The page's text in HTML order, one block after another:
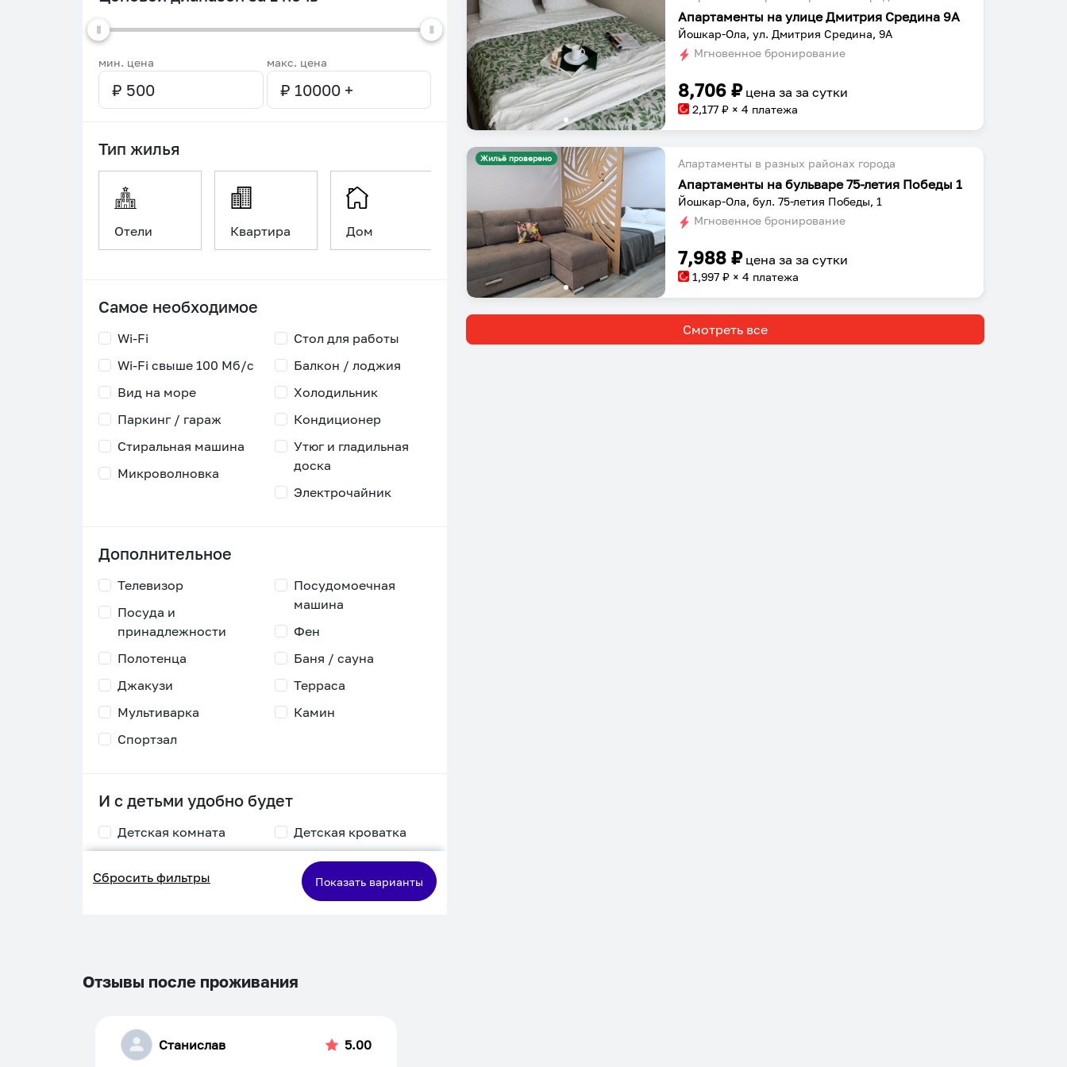
мин. цена макс. цена
Тип жилья
Отели Квартира Дом Уникальное
Самое необходимое
Wi-Fi
Wi-Fi свыше 100 Мб/с
Стол для работы
Балкон / лоджия
Вид на море
Паркинг / гараж
Холодильник
Кондиционер
Стиральная машина
Микроволновка
Утюг и гладильная
доска
Электрочайник
Дополнительное
Телевизор
Посуда и
принадлежности
Посудомоечная
машина
Фен
Полотенца
Джакузи
Баня / сауна
Терраса
Мультиварка
Спортзал
Камин
И с детьми удобно будет
Детская комната
кормления
Детская кроватка
Двухъярусная
кровать
Сбросить фильтры Показать варианты
Апартаменты на улице Дмитрия Средина 9А
Йошкар-Ола, ул. Дмитрия Средина, 9А
Мгновенное бронирование
8,706 ₽ цена заза сутки
2,177 ₽ × 4 платежа
Жильё проверено Апартаменты в разных районах города
Апартаменты на бульваре 75-летия Победы 1
Йошкар-Ола, бул. 75-летия Победы, 1
Мгновенное бронирование
7,988 ₽ цена заза сутки
1,997 ₽ × 4 платежа
Смотреть все
Отзывы после проживания
Станислав 5.00